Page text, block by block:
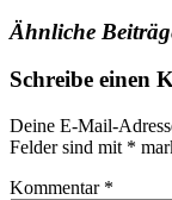
Ähnliche
Schreibe einen
Deine E-Mail-
Felder sind mit *
Kommentar *